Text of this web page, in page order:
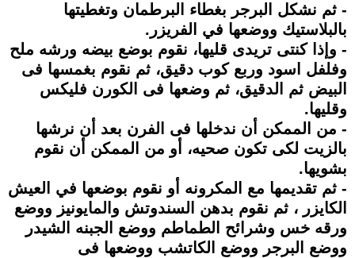
- ثم نشكل البرجر بغطاء البرطمان وتغطيتها
بالبلاستيك ووضعها في الفريزر.
- وإذا كنتى تريدى قليها، نقوم بوضع بيضه ورشه ملح
وفلفل اسود وربع كوب دقيق، ثم نقوم بغمسها فى
البيض ثم الدقيق، ثم وضعها فى الكورن فليكس
وقليها.
- من الممكن أن ندخلها فى الفرن بعد أن نرشها
بالزيت لكى تكون صحيه، أو من الممكن أن نقوم
بشويها.
- ثم تقديمها مع المكرونه أو نقوم بوضعها في العيش
الكايزر ، ثم نقوم بدهن السندوتش والمايونيز ووضع
ورقه خس وشرائح الطماطم ووضع الجبنه الشيدر
ووضع البرجر ووضع الكاتشب ووضعها فى